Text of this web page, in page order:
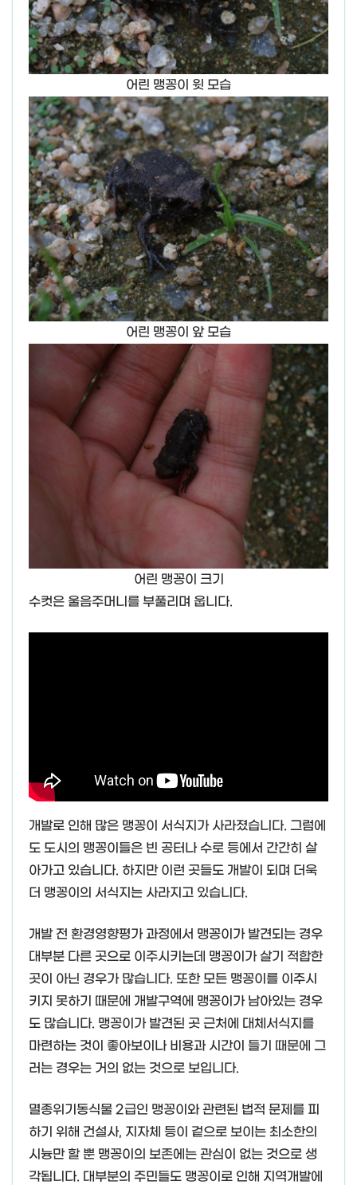
어린 맹꽁이 윗 모습
어린 맹꽁이 앞 모습
어린 맹꽁이 크기
수컷은 울음주머니를 부풀리며 웁니다.
개발로 인해 많은 맹꽁이 서식지가 사라졌습니다. 그럼에
도 도시의 맹꽁이들은 빈 공터나 수로 등에서 간간히 살
아가고 있습니다. 하지만 이런 곳들도 개발이 되며 더욱
더 맹꽁이의 서식지는 사라지고 있습니다.
개발 전 환경영향평가 과정에서 맹꽁이가 발견되는 경우
대부분 다른 곳으로 이주시키는데 맹꽁이가 살기 적합한
곳이 아닌 경우가 많습니다. 또한 모든 맹꽁이를 이주시
키지 못하기 때문에 개발구역에 맹꽁이가 남아있는 경우
도 많습니다. 맹꽁이가 발견된 곳 근처에 대체서식지를
마련하는 것이 좋아보이나 비용과 시간이 들기 때문에 그
러는 경우는 거의 없는 것으로 보입니다.
멸종위기동식물 2급인 맹꽁이와 관련된 법적 문제를 피
하기 위해 건설사, 지자체 등이 겉으로 보이는 최소한의
시늉만 할 뿐 맹꽁이의 보존에는 관심이 없는 것으로 생
각됩니다. 대부분의 주민들도 맹꽁이로 인해 지역개발에